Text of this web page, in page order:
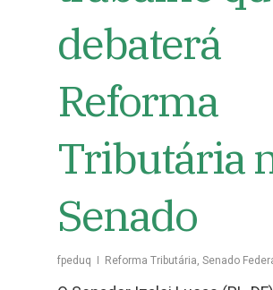
debaterá
Reforma
Tributária
Senado
fpeduq Reforma Tributária Senado